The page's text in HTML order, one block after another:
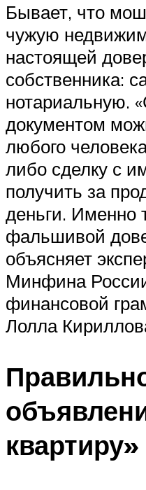
Бывает, что
чужую
настоящей
собственника:
нотариальную.
документом
любого
либо сделку с
получить за
деньги. Именно
фальшивой
объясняет
Минфина
финансовой
Лолла
квартиру»